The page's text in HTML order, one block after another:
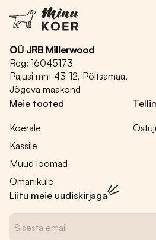
Valikuid
saab
tootelehel.
OÜ JRB Millerwood
Reg: 16045173
Pajusi mnt 43-12, Põltsamaa,
Jõgeva maakond
Meie tooted
Koerale
Kassile
Muud loomad
Omanikule
Liitu meie uudiskirjaga